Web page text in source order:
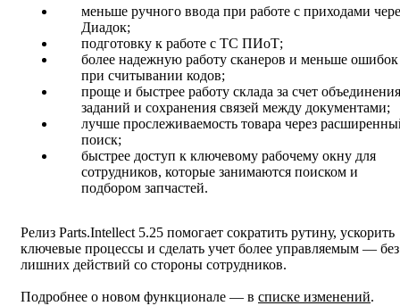
меньше ручного ввода при работе с приходами
Диадок;
подготовку к работе с ТС ПИоТ;
более надежную работу сканеров и меньше ошибок
при считывании кодов;
проще и быстрее работу склада за счет объединения
заданий и сохранения связей между документами;
лучше прослеживаемость товара через
поиск;
быстрее доступ к ключевому рабочему окну для
сотрудников, которые занимаются поиском и
подбором запчастей.
Релиз Parts.Intellect 5.25 помогает сократить рутину, ускорить
ключевые процессы и сделать учет более управляемым — без
лишних действий со стороны сотрудников.
Подробнее о новом функционале — в списке изменений.